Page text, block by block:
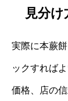
見分
実際に本蕨
ックすれば
価格、店の